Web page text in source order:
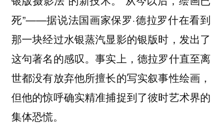
死”——据说法国画家保罗·德拉罗什在看到
那一块经过水银蒸汽显影的银版时，发出了
这句著名的感叹。事实上，德拉罗什直至离
世都没有放弃他所擅长的写实叙事性绘画，
但他的惊呼确实精准捕捉到了彼时艺术界的
集体恐慌。